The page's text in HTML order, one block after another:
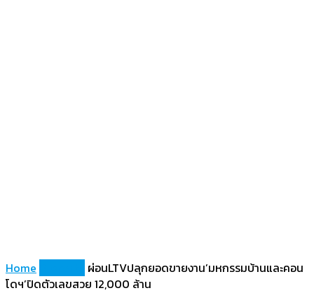
Home
ผ่อนLTVปลุกยอดขายงาน’มหกรรมบ้านและคอน
โดฯ’ปิดตัวเลขสวย 12,000 ล้าน